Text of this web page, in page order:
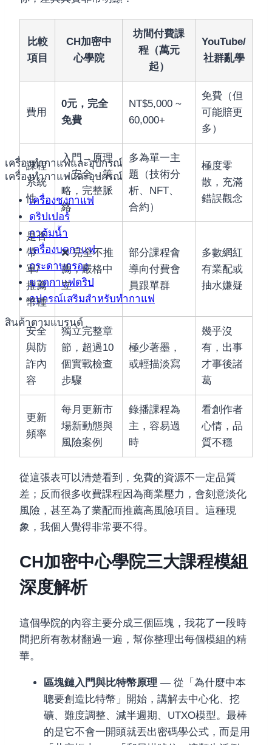
เครื่องทำกาแฟและอุปกรณ์
เครื่องทำกาแฟและอุปกรณ์
เครื่องชงกาแฟ
ดริปเปอร์
กาต้มน้ำ
เครื่องบดกาแฟ
กระดาษกรอง
ขวดกาแฟดริป
อุปกรณ์เสริมสำหรับทำกาแฟ
สินค้าตามแบรนด์
比較
項目
CH加密中
心學院
坊間付費課
程（萬元
起）
YouTube/
社群亂學
費用
0元，完全
免費
NT$5,000 ~
60,000+
免費（但
可能賠更
多）
課程
系統
性
入門→原理
→安全→策
略，完整脈
絡
多為單一主
題（技術分
析、NFT、
合約）
極度零
散，充滿
錯誤觀念
是否
帶
單/
推薦
幣種
❌ 完全不推
薦，嚴格中
立
部分課程會
導向付費會
員跟單群
多數網紅
有業配或
抽水嫌疑
安全
與防
詐內
容
獨立完整章
節，超過10
個實戰檢查
步驟
極少著墨，
或輕描淡寫
幾乎沒
有，出事
才事後諸
葛
更新
頻率
每月更新市
場新動態與
風險案例
錄播課程為
主，容易過
時
看創作者
心情，品
質不穩
從這張表可以清楚看到，免費的資源不一定品質
差；反而很多收費課程因為商業壓力，會刻意淡化
風險，甚至為了業配而推薦高風險項目。這種現
象，我個人覺得非常要不得。
CH加密中心學院三大課程模組
深度解析
這個學院的內容主要分成三個區塊，我花了一段時
間把所有教材翻過一遍，幫你整理出每個模組的精
華。
區塊鏈入門與比特幣原理 — 從「為什麼中本
聰要創造比特幣」開始，講解去中心化、挖
礦、難度調整、減半週期、UTXO模型。最棒
的是它不會一開頭就丟出密碼學公式，而是用